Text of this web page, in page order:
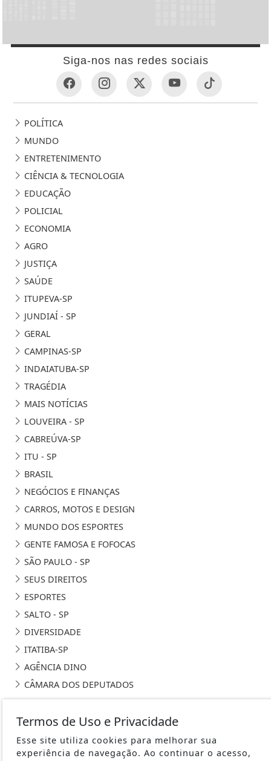
Siga-nos nas redes sociais
POLÍTICA
MUNDO
ENTRETENIMENTO
CIÊNCIA & TECNOLOGIA
EDUCAÇÃO
POLICIAL
ECONOMIA
AGRO
JUSTIÇA
SAÚDE
ITUPEVA-SP
JUNDIAÍ - SP
GERAL
CAMPINAS-SP
INDAIATUBA-SP
TRAGÉDIA
MAIS NOTÍCIAS
LOUVEIRA - SP
CABREÚVA-SP
ITU - SP
BRASIL
NEGÓCIOS E FINANÇAS
CARROS, MOTOS E DESIGN
MUNDO DOS ESPORTES
GENTE FAMOSA E FOFOCAS
SÃO PAULO - SP
SEUS DIREITOS
ESPORTES
SALTO - SP
DIVERSIDADE
ITATIBA-SP
AGÊNCIA DINO
CÂMARA DOS DEPUTADOS
Termos de Uso e Privacidade
Esse site utiliza cookies para melhorar sua
experiência de navegação. Ao continuar o acesso,